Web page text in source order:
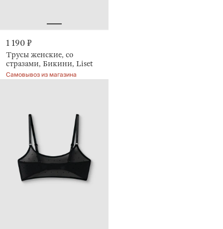
1 190 ₽
Трусы женские, со
стразами, Бикини, Liset
Самовывоз из магазина